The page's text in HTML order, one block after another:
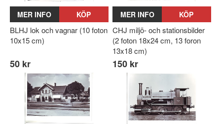
MER INFO KÖP
BLHJ lok och vagnar (10 foton
10x15 cm)
50 kr
MER INFO KÖP
CHJ miljö- och stationsbilder
(2 foton 18x24 cm, 13 foron
13x18 cm)
150 kr